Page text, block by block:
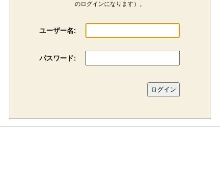
のログインになります）。
ユーザー名:
パスワード: